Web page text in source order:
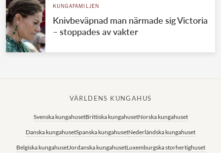
KUNGAFAMILJEN
Knivbeväpnad man närmade sig Victoria
– stoppades av vakter
VÄRLDENS KUNGAHUS
Svenska kungahusetBrittiska kungahusetNorska kungahuset
Danska kungahusetSpanska kungahusetNederländska kungahuset
Belgiska kungahusetJordanska kungahusetLuxemburgska storhertighuset